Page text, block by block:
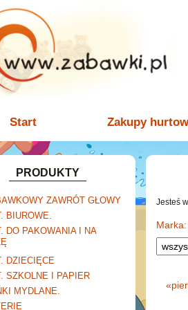
Start Zakupy
PRODUKTY
ZAWRÓT GŁOWY
naukowiec.
dla chłopców.
dla lalek.
BIUROWE.
Wieloletnie
i zszywacze.
i spinacze.
teczki i segregatory.
DO PAKOWANIA I NA
DZIECIĘCE
drogeryjne.
dla mamy i
SZKOLNE I PAPIER
plecaki i walizki.
artykuły szkolne.
MYDLANE.
Jesteś
Marka:
«